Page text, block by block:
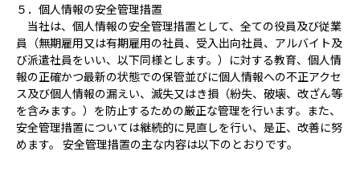
５．個人情報の安全管理措置
当社は、個人情報の安全管理措置として、全ての役員及び従業
員（無期雇用又は有期雇用の社員、受入出向社員、アルバイト及
び派遣社員をいい、以下同様とします。）に対する教育、個人情
報の正確かつ最新の状態での保管並びに個人情報への不正アクセ
ス及び個人情報の漏えい、滅失又はき損（紛失、破壊、改ざん等
を含みます。）を防止するための厳正な管理を行います。また、
安全管理措置については継続的に見直しを行い、是正、改善に努
めます。 安全管理措置の主な内容は以下のとおりです。